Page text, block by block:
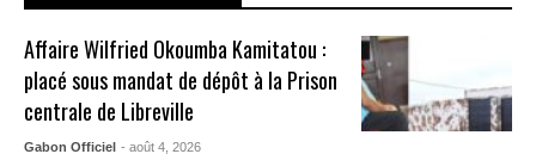
Affaire Wilfried Okoumba Kamitatou :
placé sous mandat de dépôt à la Prison
centrale de Libreville
Gabon Officiel - août 4, 2026